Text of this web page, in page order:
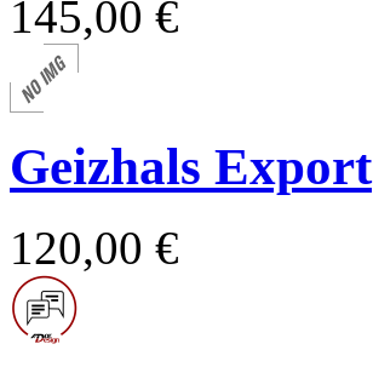
145,00 €
Geizhals Export
120,00 €